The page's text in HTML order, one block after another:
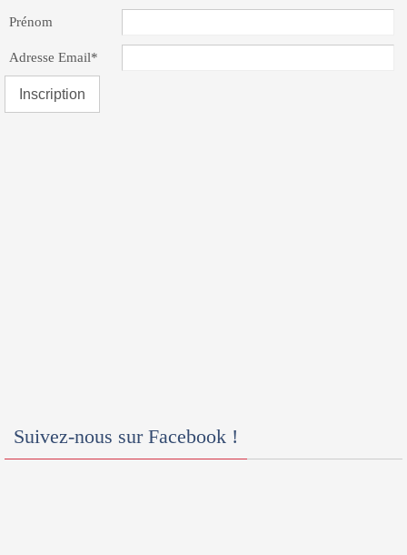
Prénom
Adresse Email*
Suivez-nous sur Facebook !